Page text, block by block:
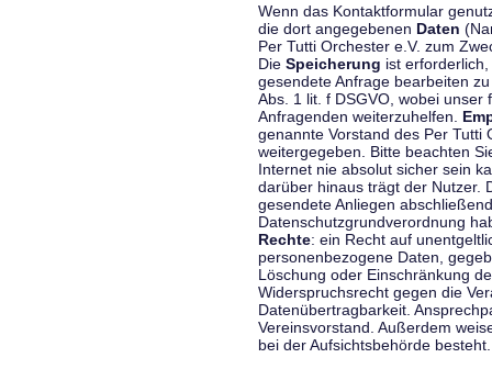
Wenn das Kontaktformular
die dort angegebenen Daten
Per Tutti Orchester e.V. zum
Die Speicherung ist
gesendete Anfrage bearbeiten
Abs. 1 lit. f DSGVO, wobei
Anfragenden weiterzuhelfen.
genannte Vorstand des Per Tutti
weitergegeben. Bitte beachten
Internet nie absolut sicher sein
darüber hinaus trägt der Nutzer.
gesendete Anliegen
Datenschutzgrundverordnung
Rechte: ein Recht auf
personenbezogene Daten,
Löschung oder Einschränkung
Widerspruchsrecht gegen die
Datenübertragbarkeit.
Vereinsvorstand. Außerdem
bei der Aufsichtsbehörde besteht.